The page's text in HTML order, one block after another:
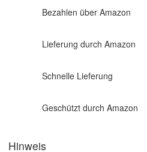
Bezahlen über Amazon
Lieferung durch Amazon
Schnelle Lieferung
Geschützt durch Amazon
Hinweis